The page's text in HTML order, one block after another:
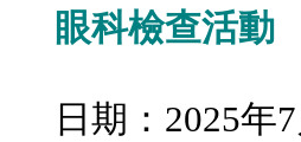
眼科檢查活動
日期：2025年